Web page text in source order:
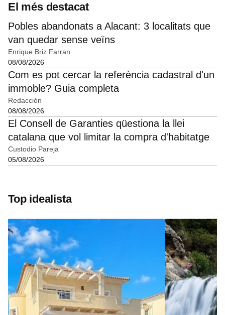
El més destacat
Pobles abandonats a Alacant: 3 localitats que
van quedar sense veïns
Enrique Briz Farran
08/08/2026
Com es pot cercar la referència cadastral d'un
immoble? Guia completa
Redacción
08/08/2026
El Consell de Garanties qüestiona la llei
catalana que vol limitar la compra d'habitatge
Custodio Pareja
05/08/2026
Top idealista